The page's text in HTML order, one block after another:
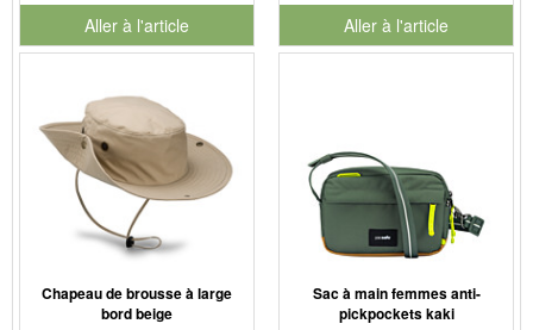
Aller à l'article Aller à l'article
Chapeau de brousse à large
bord beige
Sac à main femmes anti-
pickpockets kaki